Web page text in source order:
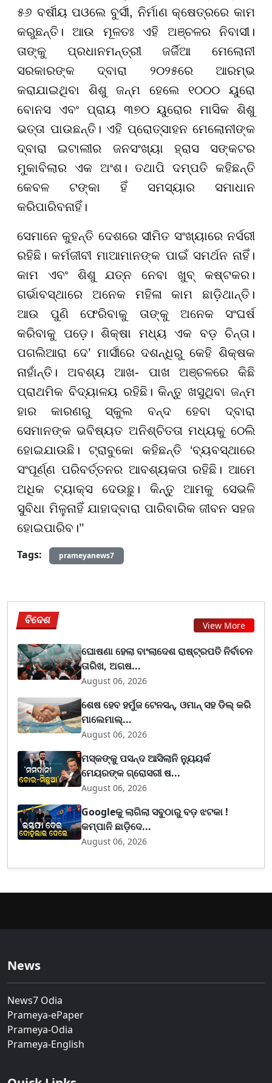
୫୬ ବର୍ଷୀୟ ପଓଲେ ବୁର୍ସୀ, ନିର୍ମାଣ କ୍ଷେତ୍ରରେ କାମ
କରୁଛନ୍ତି। ଆଉ ମୂଳତଃ ଏହି ଅଞ୍ଚଳର ନିବାସୀ।
ତାଙ୍କୁ ପ୍ରଧାନମନ୍ତ୍ରୀ ଜର୍ଜିଆ ମେଲୋନୀ
ସରକାରଙ୍କ ଦ୍ବାରା ୨୦୨୫ରେ ଆରମ୍ଭ
କରାଯାଇଥିବା ଶିଶୁ ଜନ୍ମ ହେଲେ ୧୦୦୦ ୟୁରୋ
ବୋନସ ଏବଂ ପ୍ରାୟ ୩୭୦ ୟୁରୋର ମାସିକ ଶିଶୁ
ଭତ୍ତା ପାଉଛନ୍ତି। ଏହି ପ୍ରୋତ୍ସାହନ ମେଲୋନୀଙ୍କ
ଦ୍ବାରା ଇଟାଲୀର ଜନସଂଖ୍ୟା ହ୍ରାସ ସଙ୍କଟର
ମୁକାବିଲାର ଏକ ଅଂଶ। ତଥାପି ଦମ୍ପତି କହିଛନ୍ତି
କେବଳ ଟଙ୍କା ହିଁ ସମସ୍ୟାର ସମାଧାନ
କରିପାରିବନାହିଁ।
ସେମାନେ କୁହନ୍ତି ଦେଶରେ ସୀମିତ ସଂଖ୍ୟାରେ ନର୍ସରୀ
ରହିଛି। କର୍ମଜୀବୀ ମାଆମାନଙ୍କ ପାଇଁ ସମର୍ଥନ ନାହିଁ।
କାମ ଏବଂ ଶିଶୁ ଯତ୍ନ ନେବା ଖୁବ୍ କଷ୍ଟକର।
ଗର୍ଭାବସ୍ଥାରେ ଅନେକ ମହିଳା କାମ ଛାଡ଼ିଥାନ୍ତି।
ଆଉ ପୁଣି ଫେରିବାକୁ ତାଙ୍କୁ ଅନେକ ସଂଘର୍ଷ
କରିବାକୁ ପଡ଼େ। ଶିକ୍ଷା ମଧ୍ୟ ଏକ ବଡ଼ ଚିନ୍ତା।
ପଗଲିଆରା ଦେ’ ମାର୍ସୀରେ ଦଶନ୍ଧିରୁ କେହି ଶିକ୍ଷକ
ନାହାଁନ୍ତି। ଅବଶ୍ୟ ଆଖ- ପାଖ ଅଞ୍ଚଳରେ କିଛି
ପ୍ରାଥମିକ ବିଦ୍ୟାଳୟ ରହିଛି। କିନ୍ତୁ ଖସୁଥିବା ଜନ୍ମ
ହାର କାରଣରୁ ସ୍କୁଲ ବନ୍ଦ ହେବା ଦ୍ବାରା
ସେମାନଙ୍କ ଭବିଷ୍ୟତ ଅନିଶ୍ଚିତତା ମଧ୍ୟକୁ ଠେଲି
ହୋଇଯାଉଛି। ଟ୍ରାବୁକୋ କହିଛନ୍ତି ‘ବ୍ୟବସ୍ଥାରେ
ସଂପୂର୍ଣ୍ଣ ପରିବର୍ତ୍ତନର ଆବଶ୍ୟକତା ରହିଛି। ଆମେ
ଅଧିକ ଟ୍ୟାକ୍ସ ଦେଉଛୁ। କିନ୍ତୁ ଆମକୁ ସେଭଳି
ସୁବିଧା ମିଳୁନାହିଁ ଯାହାଦ୍ବାରା ପାରିବାରିକ ଜୀବନ ସହଜ
ହୋଇପାରିବ।’’
Tags:
prameyanews7
ବିଦେଶ View More
ଘୋଷଣା ହେଲା ବାଂଲାଦେଶ ରାଷ୍ଟ୍ରପତି ନିର୍ବାଚନ
ତାରିଖ, ଅଗଷ...
August 06, 2026
ଶେଷ ହେବ ହର୍ମୁଜ ଟେନସନ୍, ଓମାନ୍ ସହ ଡିଲ୍ କରି
ମାଲେମାଲ୍...
August 06, 2026
ମସ୍କଙ୍କୁ ପସନ୍ଦ ଆସିଲାନି ନ୍ୟୁୟର୍କ
ମେୟରଙ୍କ ଗ୍ରୋସରୀ ଷ...
August 06, 2026
Googleକୁ ଲାଗିଲା ସବୁଠାରୁ ବଡ଼ ଝଟକା !
କମ୍ପାନି ଛାଡ଼ିଦେ...
August 06, 2026
News
News7 Odia
Prameya-ePaper
Prameya-Odia
Prameya-English